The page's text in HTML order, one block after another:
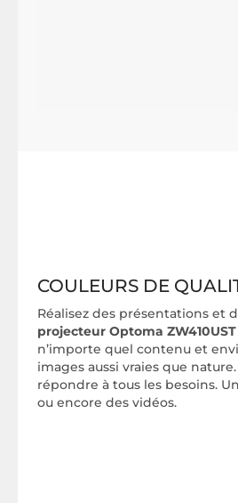
COULEURS DE
Réalisez des présentations et
projecteur Optoma ZW410UST
n’importe quel contenu et
images aussi vraies que
répondre à tous les besoins.
ou encore des vidéos.